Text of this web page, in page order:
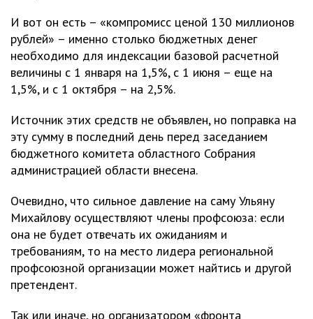
И вот он есть – «компромисс ценой 130 миллионов
рублей» – именно столько бюджетных денег
необходимо для индексации базовой расчетной
величины с 1 января на 1,5%, с 1 июня – еще на
1,5%, и с 1 октября – на 2,5%.
Источник этих средств не объявлен, но поправка на
эту сумму в последний день перед заседанием
бюджетного комитета областного Собрания
администрацией области внесена.
Очевидно, что сильное давление на саму Ульяну
Михайлову осуществляют члены профсоюза: если
она не будет отвечать их ожиданиям и
требованиям, то на место лидера региональной
профсоюзной организации может найтись и другой
претендент.
Так или иначе, но организатором «фронта